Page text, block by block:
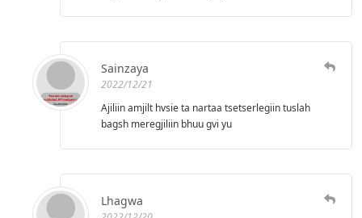
Sainzaya
2022/12/21
Ajiliin amjilt hvsie ta nartaa tsetserlegiin tuslah
bagsh meregjiliin bhuu gvi yu
Lhagwa